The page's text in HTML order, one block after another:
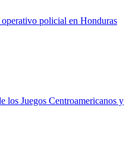
policial en Honduras
los Juegos Centroamericanos y